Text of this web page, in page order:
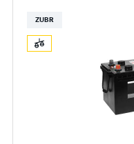
ZUBR